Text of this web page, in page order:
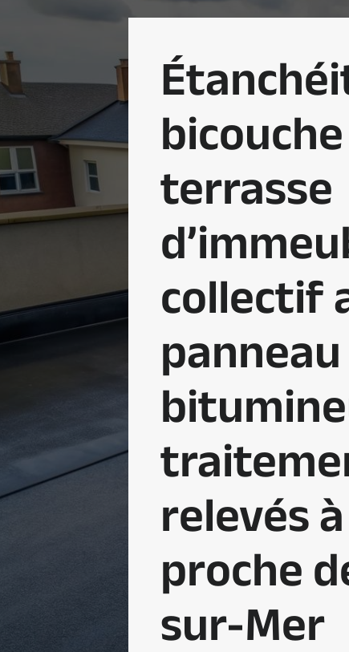
terrasse
collectif
relevés
proche
sur-Mer